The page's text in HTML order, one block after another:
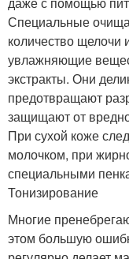
Специальные
количество щелочи
увлажняющие
экстракты. Они
предотвращают
защищают от
При сухой коже
молочком, при
специальными
Тонизирование
Многие
этом большую